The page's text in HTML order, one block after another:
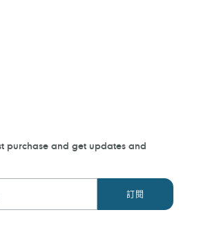
purchase and get updates and